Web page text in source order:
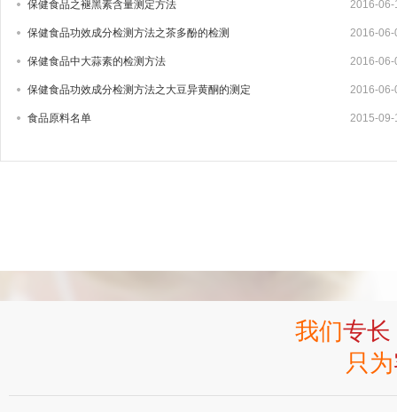
法生产固体饮料还很少，只有少部分附加值较高的产品如速溶茶粉、咖啡粉中应
用。2、流化床造粒 造粒技术有湿法造粒、干法造粒、快速搅拌制粒技术以及流
干燥等3个步骤在密闭容器内一次完成的新型制粒技术，可大大减少辅料量，制
出的颗粒大小均匀，效果好。1959年，美国威斯康星州的Wurster博士首先提出
于20世纪80年代相...
保健食品之褪黑素含量测定方法 2016-06-
保健食品功效成分检测方法之茶多酚的检测 2016-06-
保健食品中大蒜素的检测方法 2016-06-
保健食品功效成分检测方法之大豆异黄酮的测定 2016-06-
食品原料名单 2015-09-
我们专长
只为